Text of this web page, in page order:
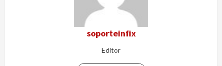
soporteinfix
Editor